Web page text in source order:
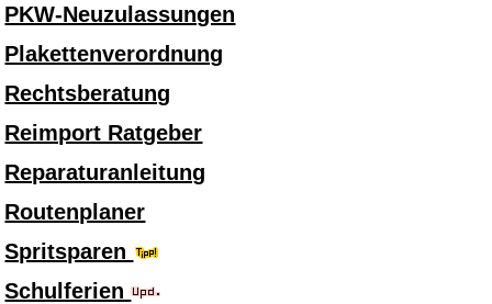
PKW-Neuzulassungen
Plakettenverordnung
Rechtsberatung
Reimport Ratgeber
Reparaturanleitung
Routenplaner
Spritsparen
Schulferien